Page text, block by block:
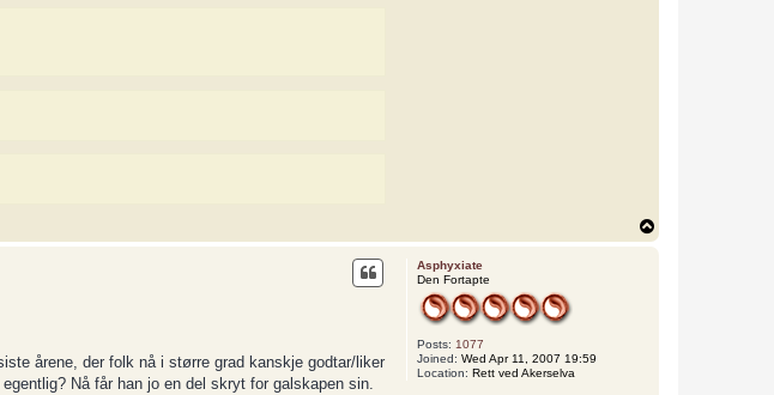
o
Asphyxiate
Den Fortapte
Posts: 1077
Joined: Wed Apr 11, 2007 19:59
Location: Rett ved Akerselva
årene, der folk nå i større grad kanskje godtar/liker
Nå får han jo en del skryt for galskapen sin.